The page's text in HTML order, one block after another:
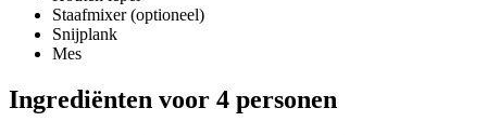
Staafmixer (optioneel)
Snijplank
Mes
Ingrediënten voor 4 personen